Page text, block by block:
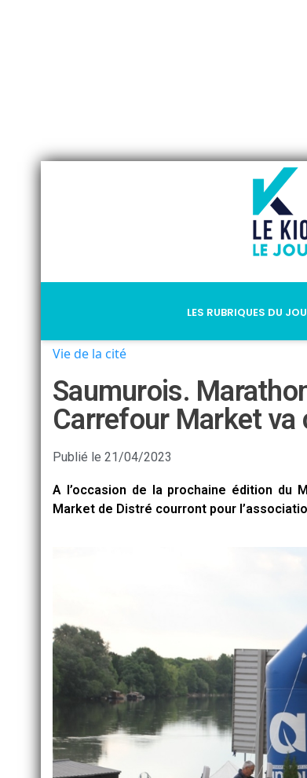
LES RUBRIQUES DU
Vie de la cité
Saumurois.
Carrefour Market va
Publié le 21/04/2023
A l’occasion de la prochaine édition du
Market de Distré courront pour